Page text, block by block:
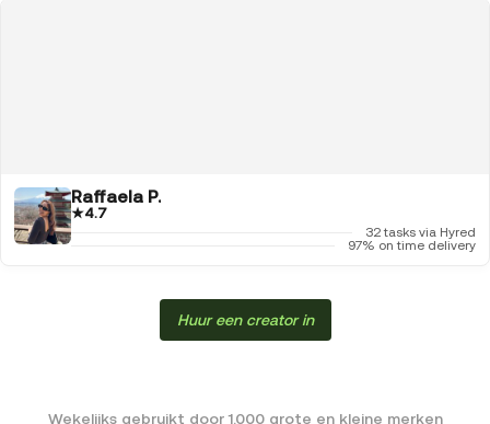
Raffaela P.
★4.7
32 tasks via Hyred
97% on time delivery
Huur een creator in
Wekelijks gebruikt door 1.000 grote en kleine merken